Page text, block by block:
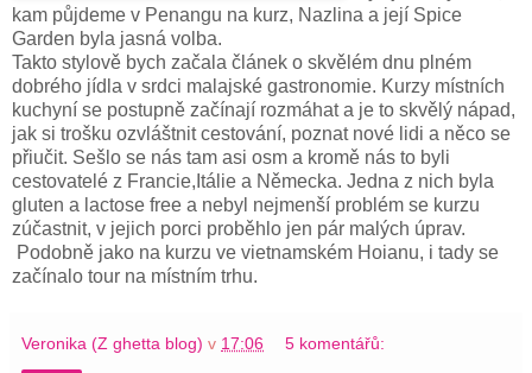
kam půjdeme v Penangu na kurz, Nazlina a její Spice
Garden byla jasná volba.
Takto stylově bych začala článek o skvělém dnu plném
dobrého jídla v srdci malajské gastronomie. Kurzy místních
kuchyní se postupně začínají rozmáhat a je to skvělý nápad,
jak si trošku ozvláštnit cestování, poznat nové lidi a něco se
přiučit. Sešlo se nás tam asi osm a kromě nás to byli
cestovatelé z Francie,Itálie a Německa. Jedna z nich byla
gluten a lactose free a nebyl nejmenší problém se kurzu
zúčastnit, v jejich porci proběhlo jen pár malých úprav.
Podobně jako na kurzu ve vietnamském Hoianu, i tady se
začínalo tour na místním trhu.
Veronika (Z ghetta blog) v 17:06 5 komentářů: